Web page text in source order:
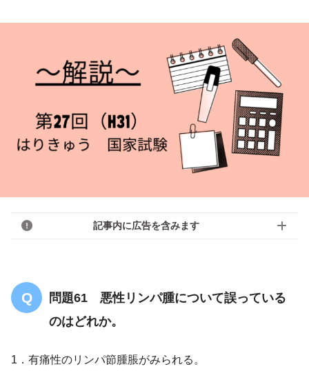
記事内に広告を含みます
問題61 悪性リンパ腫について誤っている
のはどれか。
1．有痛性のリンパ節腫脹がみられる。